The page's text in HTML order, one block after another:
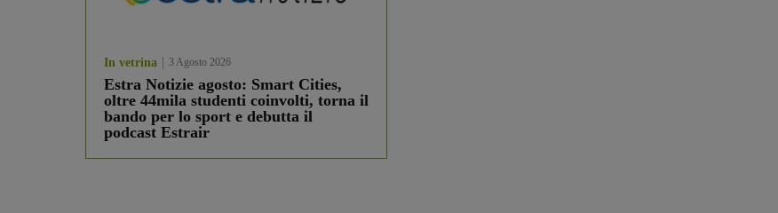
In vetrina 3 Agosto 2026
Estra Notizie agosto: Smart Cities,
oltre 44mila studenti coinvolti, torna il
bando per lo sport e debutta il
podcast Estrair